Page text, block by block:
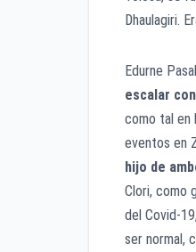
Dhaulagiri.
Edurne
escalar
como tal en
eventos en
hijo de
Clori, como
del Covid-
ser normal,